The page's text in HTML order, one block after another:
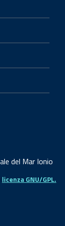
del Mar Ionio
licenza GNU/GPL.